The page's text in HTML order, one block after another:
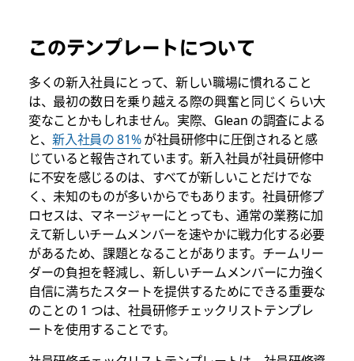
このテンプレートについて
多くの新入社員にとって、新しい職場に慣れること
は、最初の数日を乗り越える際の興奮と同じくらい大
変なことかもしれません。実際、Glean の調査による
と、新入社員の 81%が社員研修中に圧倒されると感
じていると報告されています。新入社員が社員研修中
に不安を感じるのは、すべてが新しいことだけでな
く、未知のものが多いからでもあります。社員研修プ
ロセスは、マネージャーにとっても、通常の業務に加
えて新しいチームメンバーを速やかに戦力化する必要
があるため、課題となることがあります。チームリー
ダーの負担を軽減し、新しいチームメンバーに力強く
自信に満ちたスタートを提供するためにできる重要な
のことの 1 つは、社員研修チェックリストテンプレ
ートを使用することです。